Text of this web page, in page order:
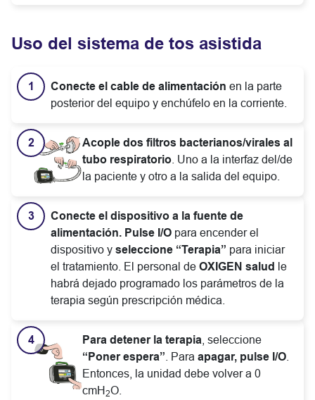
Uso del sistema de tos asistida
Conecte el cable de alimentación en la parte
posterior del equipo y enchúfelo en la corriente.
Acople dos filtros bacterianos/virales al
tubo respiratorio. Uno a la interfaz del/de
la paciente y otro a la salida del equipo.
Conecte el dispositivo a la fuente de
alimentación. Pulse I/O para encender el
dispositivo y seleccione “Terapia” para iniciar
el tratamiento. El personal de OXIGEN salud
le
habrá dejado programado los parámetros de la
terapia según prescripción médica.
Para detener la terapia , seleccione
“Poner espera” . Para apagar, pulse I/O.
Entonces, la unidad debe volver a 0
cmH 2O.